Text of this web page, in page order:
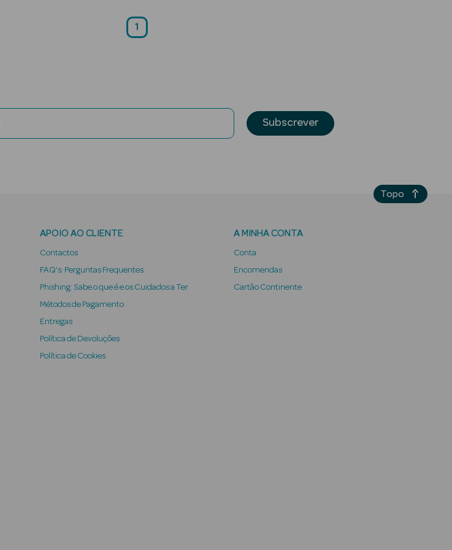
1
Subscrever
APOIO AO CLIENTE
Contactos
FAQ's: Perguntas Frequentes
Phishing: Sabe o que é e os Cuidados a Ter
Métodos de Pagamento
Entregas
Política de Devoluções
Política de Cookies
A MINHA CONTA
Conta
Encomendas
Cartão Continente
Topo